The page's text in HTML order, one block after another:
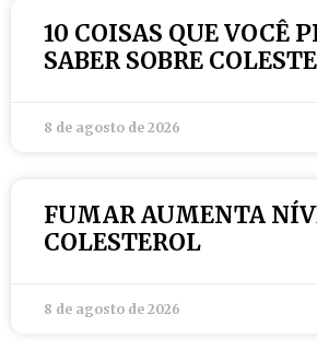
10 COISAS QUE VOCÊ
SABER SOBRE
8 de agosto de 2026
FUMAR AUMENTA
COLESTEROL
8 de agosto de 2026